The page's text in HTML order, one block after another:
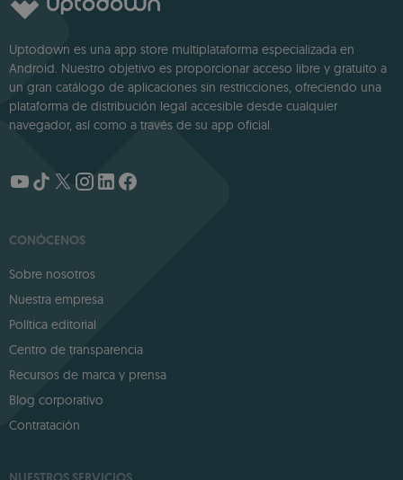
Uptodown es una app store multiplataforma especializada en
Android. Nuestro objetivo es proporcionar acceso libre y gratuito a
un gran catálogo de aplicaciones sin restricciones, ofreciendo una
plataforma de distribución legal accesible desde cualquier
navegador, así como a través de su app oficial.
CONÓCENOS
Sobre nosotros
Nuestra empresa
Política editorial
Centro de transparencia
Recursos de marca y prensa
Blog corporativo
Contratación